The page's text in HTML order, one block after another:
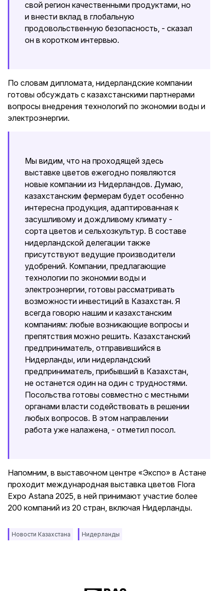
свой регион качественными продуктами, но
и внести вклад в глобальную
продовольственную безопасность, - сказал
он в коротком интервью.
По словам дипломата, нидерландские компании
готовы обсуждать с казахстанскими партнерами
вопросы внедрения технологий по экономии воды и
электроэнергии.
Мы видим, что на проходящей здесь
выставке цветов ежегодно появляются
новые компании из Нидерландов. Думаю,
казахстанским фермерам будет особенно
интересна продукция, адаптированная к
засушливому и дождливому климату -
сорта цветов и сельхозкультур. В составе
нидерландской делегации также
присутствуют ведущие производители
удобрений. Компании, предлагающие
технологии по экономии воды и
электроэнергии, готовы рассматривать
возможности инвестиций в Казахстан. Я
всегда говорю нашим и казахстанским
компаниям: любые возникающие вопросы и
препятствия можно решить. Казахстанский
предприниматель, отправившийся в
Нидерланды, или нидерландский
предприниматель, прибывший в Казахстан,
не останется один на один с трудностями.
Посольства готовы совместно с местными
органами власти содействовать в решении
любых вопросов. В этом направлении
работа уже налажена, - отметил посол.
Напомним, в выставочном центре «Экспо» в Астане
проходит международная выставка цветов Flora
Expo Astana 2025, в ней принимают участие более
200 компаний из 20 стран, включая Нидерланды.
Новости Казахстана Нидерланды